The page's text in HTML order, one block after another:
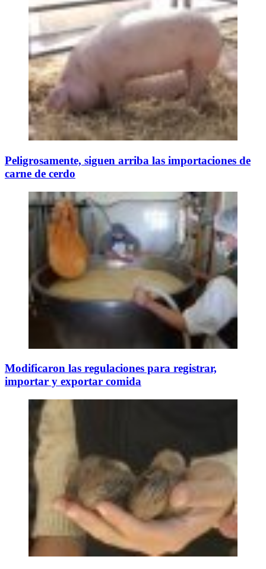
Peligrosamente, siguen arriba las importaciones de
carne de cerdo
Modificaron las regulaciones para registrar,
importar y exportar comida